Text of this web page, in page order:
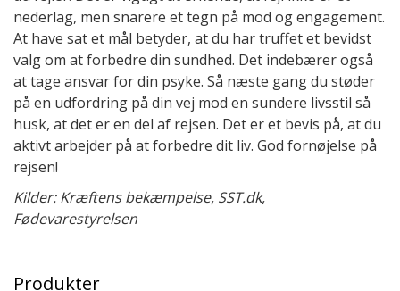
nederlag, men snarere et tegn på mod og engagement.
At have sat et mål betyder, at du har truffet et bevidst
valg om at forbedre din sundhed. Det indebærer også
at tage ansvar for din psyke. Så næste gang du støder
på en udfordring på din vej mod en sundere livsstil så
husk, at det er en del af rejsen. Det er et bevis på, at du
aktivt arbejder på at forbedre dit liv. God fornøjelse på
rejsen!
Kilder: Kræftens bekæmpelse, SST.dk,
Fødevarestyrelsen
Produkter